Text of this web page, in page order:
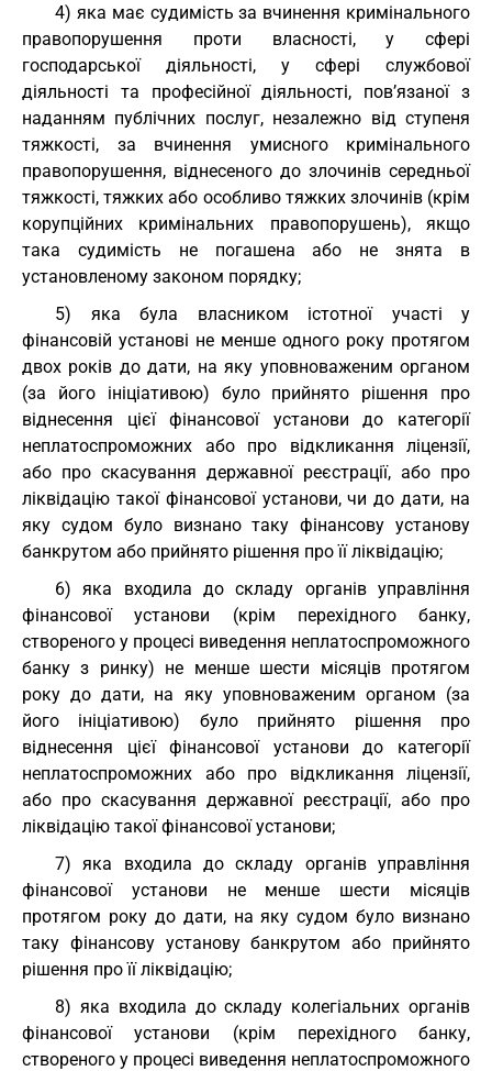
4) яка має судимість за вчинення кримінального
правопорушення проти власності, у сфері
господарської діяльності, у сфері службової
діяльності та професійної діяльності, пов’язаної з
наданням публічних послуг, незалежно від ступеня
тяжкості, за вчинення умисного кримінального
правопорушення, віднесеного до злочинів середньої
тяжкості, тяжких або особливо тяжких злочинів (крім
корупційних кримінальних правопорушень), якщо
така судимість не погашена або не знята в
установленому законом порядку;
5) яка була власником істотної участі у
фінансовій установі не менше одного року протягом
двох років до дати, на яку уповноваженим органом
(за його ініціативою) було прийнято рішення про
віднесення цієї фінансової установи до категорії
неплатоспроможних або про відкликання ліцензії,
або про скасування державної реєстрації, або про
ліквідацію такої фінансової установи, чи до дати, на
яку судом було визнано таку фінансову установу
банкрутом або прийнято рішення про її ліквідацію;
6) яка входила до складу органів управління
фінансової установи (крім перехідного банку,
створеного у процесі виведення неплатоспроможного
банку з ринку) не менше шести місяців протягом
року до дати, на яку уповноваженим органом (за
його ініціативою) було прийнято рішення про
віднесення цієї фінансової установи до категорії
неплатоспроможних або про відкликання ліцензії,
або про скасування державної реєстрації, або про
ліквідацію такої фінансової установи;
7) яка входила до складу органів управління
фінансової установи не менше шести місяців
протягом року до дати, на яку судом було визнано
таку фінансову установу банкрутом або прийнято
рішення про її ліквідацію;
8) яка входила до складу колегіальних органів
фінансової установи (крім перехідного банку,
створеного у процесі виведення неплатоспроможного